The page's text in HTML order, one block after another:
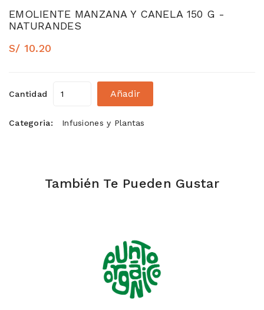
EMOLIENTE MANZANA Y CANELA 150 G -
NATURANDES
S/ 10.20
Cantidad Añadir
Categoria: Infusiones y Plantas
También Te Pueden Gustar